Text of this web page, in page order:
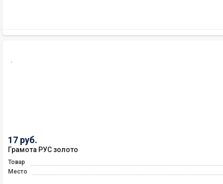
17 руб.
Грамота РУС золото
Товар
Место